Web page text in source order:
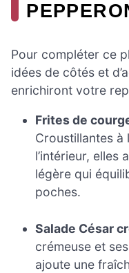
Pour compléter ce
idées de côtés et
enrichiront votre
Frites de
Croustillantes à
l’intérieur, elles
légère qui
poches.
Salade César
crémeuse et
ajoute une